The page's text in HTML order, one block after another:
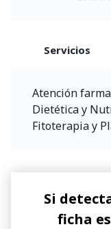
Servicios
Atención
Dietética y
Fitoterapia y
Si
ficha